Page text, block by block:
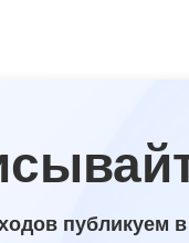
публикуем